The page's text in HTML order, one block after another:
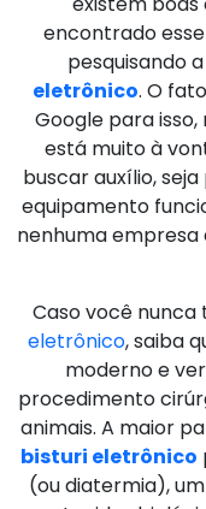
encontrado
pesquisando
eletrônico. O
Google para
está muito à
buscar auxílio,
equipamento
nenhuma empresa
Caso você
eletrônico, saiba
moderno e
procedimento
animais. A maior
bisturi eletrônico
(ou diatermia),